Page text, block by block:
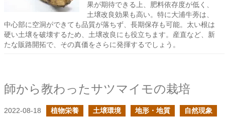
果が期待できる上、肥料依存度が低く、
土壌改良効果も高い。特に大浦牛蒡は、
中心部に空洞ができても品質が落ちず、長期保存も可能。太い根は
硬い土壌を破壊するため、土壌改良にも役立ちます。産直など、新
たな販路開拓で、その真価をさらに発揮するでしょう。
師から教わったサツマイモの栽培
2022-08-18 植物栄養 土壌環境 地形・地質 自然現象